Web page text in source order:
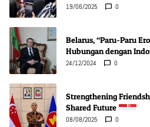
19/06/2025 0
Belarus, “Paru-Paru
Hubungan dengan
24/12/2024 0
Strengthening
Shared Future
08/08/2025 0